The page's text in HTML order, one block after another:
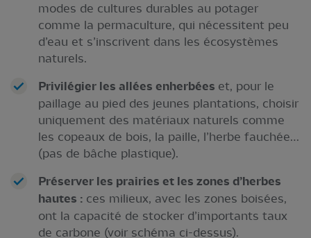
modes de cultures durables au potager
comme la permaculture, qui nécessitent peu
d’eau et s’inscrivent dans les écosystèmes
naturels.
Privilégier les allées enherbées et, pour le
paillage au pied des jeunes plantations, choisir
uniquement des matériaux naturels comme
les copeaux de bois, la paille, l’herbe fauchée…
(pas de bâche plastique).
Préserver les prairies et les zones d’herbes
hautes : ces milieux, avec les zones boisées,
ont la capacité de stocker d’importants taux
de carbone (voir schéma ci-dessus).